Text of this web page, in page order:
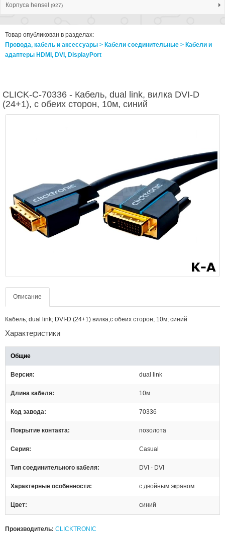
Корпуса hensel (927)
Товар опубликован в разделах:
Провода, кабель и аксессуары > Кабели соединительные > Кабели и
адаптеры HDMI, DVI, DisplayPort
CLICK-C-70336 - Кабель, dual link, вилка DVI-D
(24+1), с обеих сторон, 10м, синий
Описание
Кабель; dual link; DVI-D (24+1) вилка,с обеих сторон; 10м; синий
Характеристики
Общие
Версия dual link
Длина кабеля 10м
Код завода 70336
Покрытие контакта позолота
Серия Casual
Тип соединительного кабеля DVI - DVI
Характерные особенности с двойным экраном
Цвет синий
Производитель: CLICKTRONIC